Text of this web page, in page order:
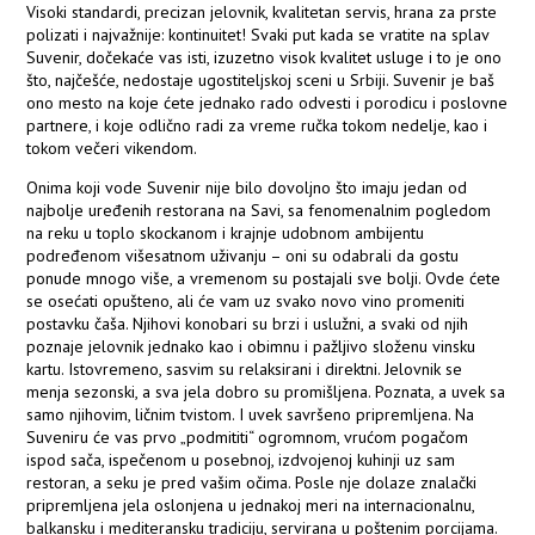
Visoki standardi, precizan jelovnik, kvalitetan servis, hrana za prste
polizati i najvažnije: kontinuitet! Svaki put kada se vratite na splav
Suvenir, dočekaće vas isti, izuzetno visok kvalitet usluge i to je ono
što, najčešće, nedostaje ugostiteljskoj sceni u Srbiji. Suvenir je baš
ono mesto na koje ćete jednako rado odvesti i porodicu i poslovne
partnere, i koje odlično radi za vreme ručka tokom nedelje, kao i
tokom večeri vikendom.
Onima koji vode Suvenir nije bilo dovoljno što imaju jedan od
najbolje uređenih restorana na Savi, sa fenomenalnim pogledom
na reku u toplo skockanom i krajnje udobnom ambijentu
podređenom višesatnom uživanju – oni su odabrali da gostu
ponude mnogo više, a vremenom su postajali sve bolji. Ovde ćete
se osećati opušteno, ali će vam uz svako novo vino promeniti
postavku čaša. Njihovi konobari su brzi i uslužni, a svaki od njih
poznaje jelovnik jednako kao i obimnu i pažljivo složenu vinsku
kartu. Istovremeno, sasvim su relaksirani i direktni. Jelovnik se
menja sezonski, a sva jela dobro su promišljena. Poznata, a uvek sa
samo njihovim, ličnim tvistom. I uvek savršeno pripremljena. Na
Suveniru će vas prvo „podmititi“ ogromnom, vrućom pogačom
ispod sača, ispečenom u posebnoj, izdvojenoj kuhinji uz sam
restoran, a seku je pred vašim očima. Posle nje dolaze znalački
pripremljena jela oslonjena u jednakoj meri na internacionalnu,
balkansku i mediteransku tradiciju, servirana u poštenim porcijama.